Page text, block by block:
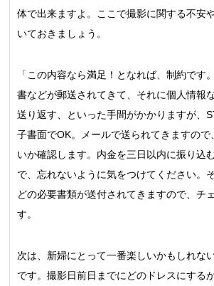
体で出来ますよ。ここで撮影に関する不安
いておきましょう。
「この内容なら満足！となれば、制約です
書などが郵送されてきて、それに個人情報
送り返す、といった手間がかかりますが
子書面でOK。メールで送られてきますので
いか確認します。内金を三日以内に振り込
で、忘れないように気をつけてください。
どの必要書類が送付されてきますので、チ
す。
次は、新婦にとって一番楽しいかもしれな
です。撮影日前日までにどのドレスにする